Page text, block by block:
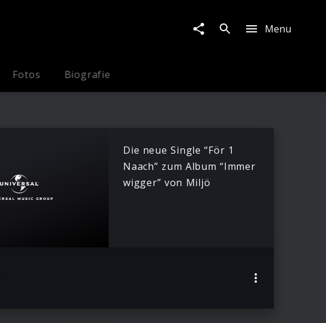
Menu
Fotos Biografie
Die neue Single “För 1
Naach” zum Album “Immer
wigger” von Miljö